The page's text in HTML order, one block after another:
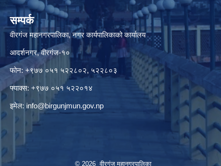
सम्पर्क
वीरगंज महानगरपालिका, नगर कार्यपालिकाको कार्यालय
आदर्शनगर, वीरगंज-१०
फोन: +९७७ ०५१ ५२२८०२, ५२२८०३
फ्याक्स: +९७७ ०५१ ५२२०१४
इमेल: info@birgunjmun.gov.np
© 2026 वीरगंज महानगरपालिका